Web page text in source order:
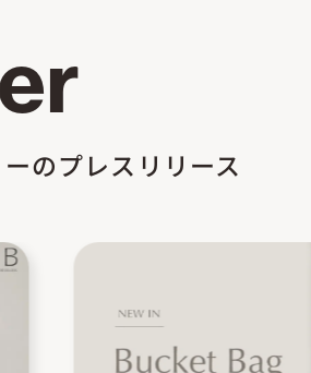
のプレスリリース